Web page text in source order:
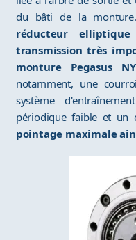
du bâti de la
réducteur
transmission très
monture Pegasus
notamment, une
système
périodique faible et un
pointage maximale